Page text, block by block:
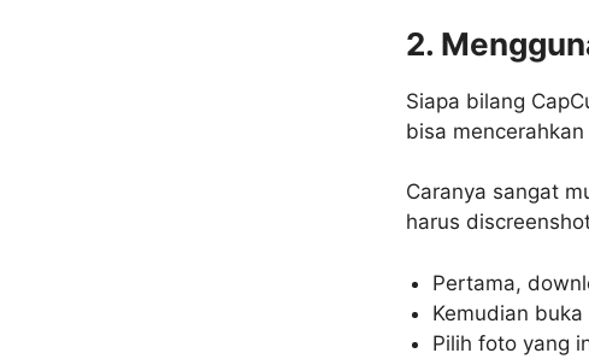
2.
Siapa bilang
bisa
Caranya sangat
harus
Pertama,
Kemudian
Pilih foto yang